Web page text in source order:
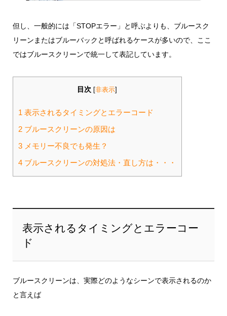
但し、一般的には「STOPエラー」と呼ぶよりも、ブルースク
リーンまたはブルーバックと呼ばれるケースが多いので、ここ
ではブルースクリーンで統一して表記しています。
目次 [非表示
1 表示されるタイミングとエラーコード
2ブルースクリーンの原因は
3メモリー不良でも発生？
4ブルースクリーンの対処法・直し方は・・・
表示されるタイミングとエラーコー
ド
ブルースクリーンは、実際どのようなシーンで表示されるのか
と言えば